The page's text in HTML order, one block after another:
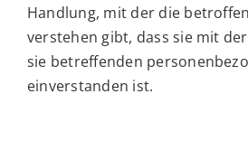
Handlung, mit der die
verstehen gibt, dass sie mit
sie betreffenden
einverstanden ist.